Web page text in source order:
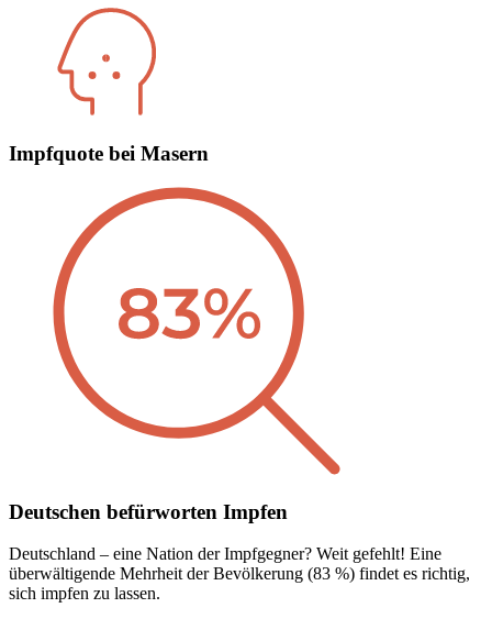
Impfquote bei Masern
Deutschen befürworten Impfen
Deutschland – eine Nation der Impfgegner? Weit gefehlt! Eine
überwältigende Mehrheit der Bevölkerung (83 %) findet es richtig,
sich impfen zu lassen.